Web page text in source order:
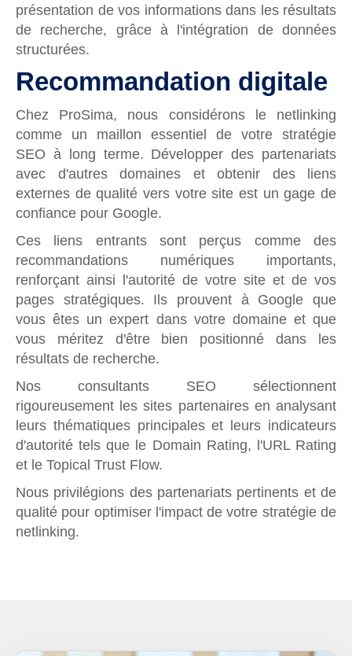
présentation de vos informations dans les résultats
de recherche, grâce à l'intégration de données
structurées.
Recommandation digitale
Chez ProSima, nous considérons le netlinking
comme un maillon essentiel de votre stratégie
SEO à long terme. Développer des partenariats
avec d'autres domaines et obtenir des liens
externes de qualité vers votre site est un gage de
confiance pour Google.
Ces liens entrants sont perçus comme des
recommandations numériques importants,
renforçant ainsi l'autorité de votre site et de vos
pages stratégiques. Ils prouvent à Google que
vous êtes un expert dans votre domaine et que
vous méritez d'être bien positionné dans les
résultats de recherche.
Nos consultants SEO sélectionnent
rigoureusement les sites partenaires en analysant
leurs thématiques principales et leurs indicateurs
d'autorité tels que le Domain Rating, l'URL Rating
et le Topical Trust Flow.
Nous privilégions des partenariats pertinents et de
qualité pour optimiser l'impact de votre stratégie de
netlinking.